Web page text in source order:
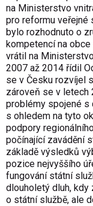
na Ministerstvo
pro reformu veřejné
bylo rozhodnuto o
kompetencí na
vrátil na
2007 až 2014 řídil
se v Česku rozvíjel
zároveň se v letech
problémy spojené s
s ohledem na tyto
podpory
počínající zavádění
základě výsledků
pozice nejvyššího
fungování státní
dlouholetý dluh,
o státní službě, ale